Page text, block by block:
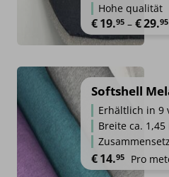
Hohe qualität
€19.95 – €29.95
Softshell
Erhältlich in 9
Breite ca. 1,45
€14.95 Pro